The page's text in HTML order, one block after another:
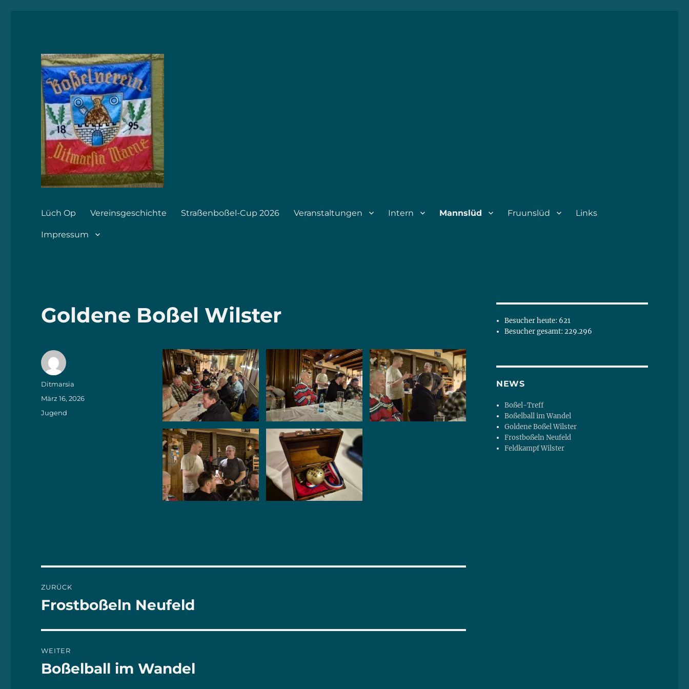
Lüch Op Vereinsgeschichte Straßenboßel-Cup 2026 Veranstaltungen Intern Mannslüd Fruunslüd Links
Impressum
Goldene Boßel Wilster
Autor
Ditmarsia
Veröffentlicht
am
März 16, 2026
Kategorien
Jugend
Navigation
ZURÜCK
Vorheriger
Frostboßeln Neufeld
WEITER
Nächster
Boßelball im Wandel
Besucher heute: 621
Besucher gesamt:229.296
NEWS
Boßel-Treff
Boßelball im Wandel
Goldene Boßel Wilster
Frostboßeln Neufeld
Feldkampf Wilster